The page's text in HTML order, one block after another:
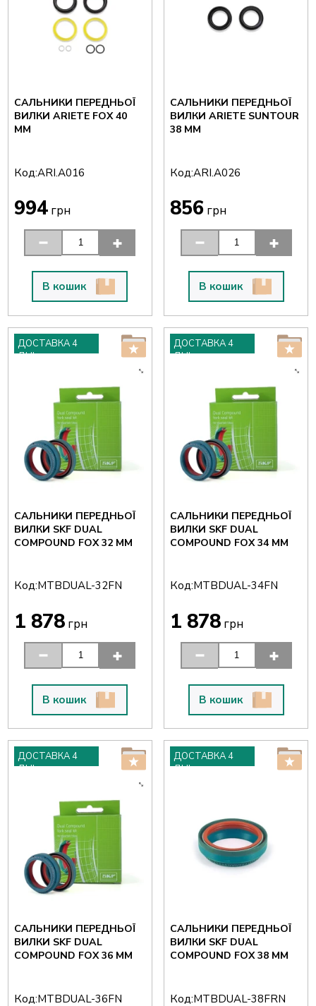
САЛЬНИКИ ПЕРЕДНЬОЇ
ВИЛКИ ARIETE FOX 40
ММ
Код:ARI.A016
994грн
В кошик
САЛЬНИКИ ПЕРЕДНЬОЇ
ВИЛКИ ARIETE SUNTOUR
38 ММ
Код:ARI.A026
856 грн
В кошик
ДОСТАВКА 4
ДНІ
САЛЬНИКИ ПЕРЕДНЬОЇ
ВИЛКИ SKF DUAL
COMPOUND FOX 32 ММ
Код:MTBDUAL-32FN
1 878грн
В кошик
ДОСТАВКА 4
ДНІ
САЛЬНИКИ ПЕРЕДНЬОЇ
ВИЛКИ SKF DUAL
COMPOUND FOX 34 ММ
Код:MTBDUAL-34FN
1 878 грн
В кошик
ДОСТАВКА 4
ДНІ
САЛЬНИКИ ПЕРЕДНЬОЇ
ВИЛКИ SKF DUAL
COMPOUND FOX 36 ММ
Код:MTBDUAL-36FN
ДОСТАВКА 4
ДНІ
САЛЬНИКИ ПЕРЕДНЬОЇ
ВИЛКИ SKF DUAL
COMPOUND FOX 38 ММ
Код:MTBDUAL-38FRN